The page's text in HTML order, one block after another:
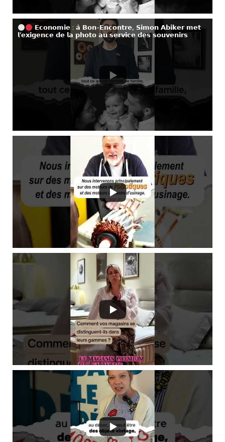
𝗘𝗰𝗼𝗻𝗼𝗺𝗶𝗲 : 𝗮̀ 𝗕𝗼𝗻-𝗘𝗻𝗰𝗼𝗻𝘁𝗿𝗲, 𝗦𝗶𝗺𝗼𝗻 𝗔𝗯𝗶𝗸𝗲𝗿 𝗺𝗲𝘁
𝗹’𝗲𝘅𝗶𝗴𝗲𝗻𝗰𝗲 𝗱𝗲 𝗹𝗮 𝗽𝗵𝗼𝘁𝗼 𝗮𝘂 𝘀𝗲𝗿𝘃𝗶𝗰𝗲 𝗱𝗲𝘀 𝘀𝗼𝘂𝘃𝗲𝗻𝗶𝗿𝘀